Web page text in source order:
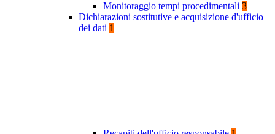
Monitoraggio tempi procedimentali 3
Dichiarazioni sostitutive e acquisizione d'ufficio
dei dati 1